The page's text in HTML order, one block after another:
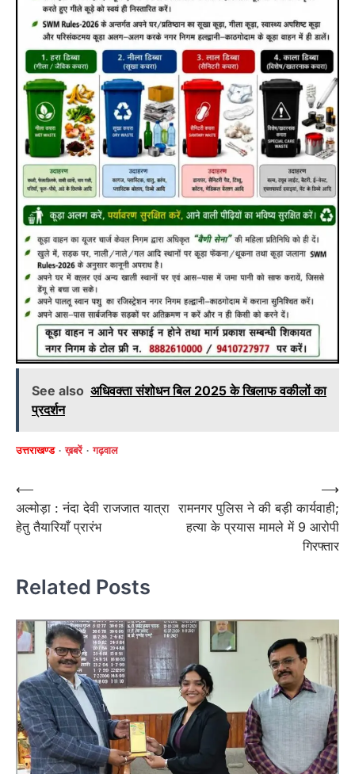
See also अधिवक्ता संशोधन बिल 2025 के खिलाफ वकीलों का
प्रदर्शन
उत्तराखण्ड ख़बरें गढ़वाल
Post
navigation
⟵
अल्मोड़ा : नंदा देवी राजजात यात्रा
हेतु तैयारियाँ प्रारंभ
रामनगर पुलिस ने की बड़ी कार्यवाही;
हत्या के प्रयास मामले में 9 आरोपी
गिरफ्तार
⟶
Related Posts